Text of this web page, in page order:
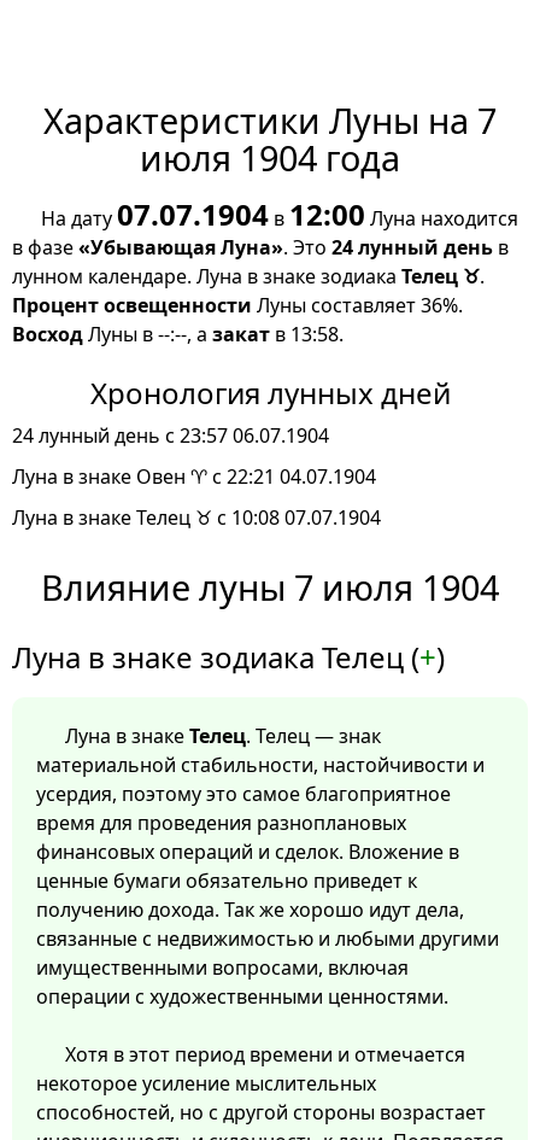
Характеристики Луны на 7
июля 1904 года
На дату07.07.1904 в 12:00 Луна находится
в фазе«Убывающая Луна». Это 24 лунный день в
лунном календаре. Луна в знаке зодиака Телец ♉.
Процент освещенности Луны составляет 36%.
ВосходЛуны в --:--, а закат в 13:58.
Хронология лунных дней
24 лунный день с 23:57 06.07.1904
Луна в знаке Овен ♈ с 22:21 04.07.1904
Луна в знаке Телец ♉ с 10:08 07.07.1904
Влияние луны 7 июля 1904
Луна в знаке зодиака Телец (+)
Луна в знакеТелец. Телец — знак
материальной стабильности, настойчивости и
усердия, поэтому это самое благоприятное
время для проведения разноплановых
финансовых операций и сделок. Вложение в
ценные бумаги обязательно приведет к
получению дохода. Так же хорошо идут дела,
связанные с недвижимостью и любыми другими
имущественными вопросами, включая
операции с художественными ценностями.
Хотя в этот период времени и отмечается
некоторое усиление мыслительных
способностей, но с другой стороны возрастает